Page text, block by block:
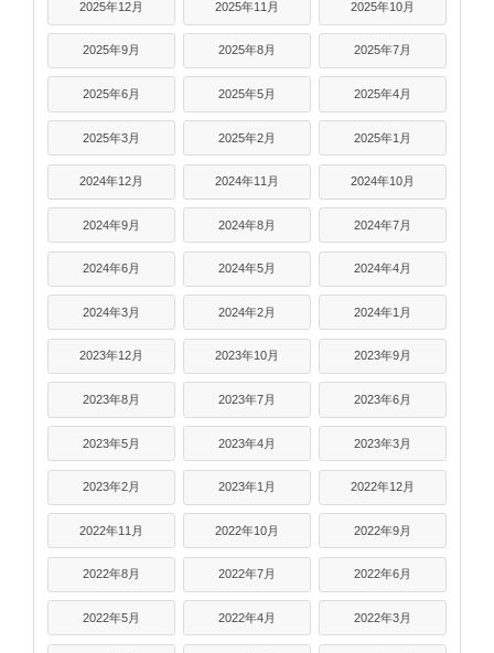
2025年12月 2025年11月 2025年10月
2025年9月 2025年8月 2025年7月
2025年6月 2025年5月 2025年4月
2025年3月 2025年2月 2025年1月
2024年12月 2024年11月 2024年10月
2024年9月 2024年8月 2024年7月
2024年6月 2024年5月 2024年4月
2024年3月 2024年2月 2024年1月
2023年12月 2023年10月 2023年9月
2023年8月 2023年7月 2023年6月
2023年5月 2023年4月 2023年3月
2023年2月 2023年1月 2022年12月
2022年11月 2022年10月 2022年9月
2022年8月 2022年7月 2022年6月
2022年5月 2022年4月 2022年3月